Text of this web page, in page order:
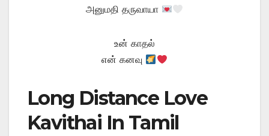
அனுமதி தருவாயா
உன் காதல்
என் கனவு
Long Distance Love
Kavithai In Tamil